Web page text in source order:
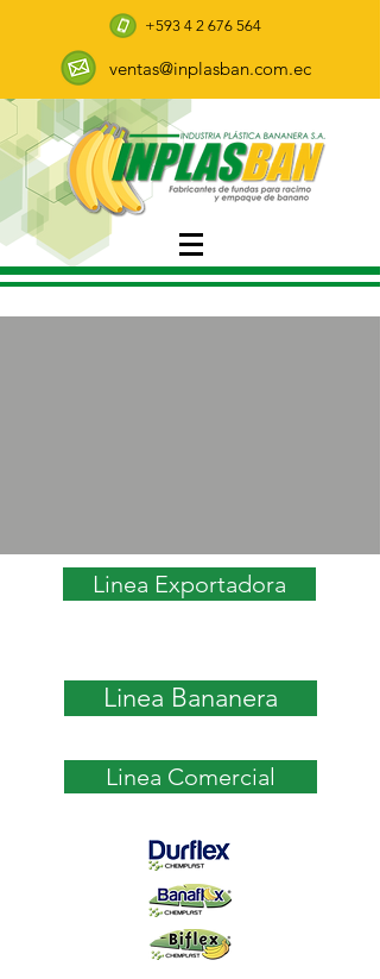
+593 4 2 676 564
ventas@inplasban.com.ec
Linea Exportadora
Linea Bananera
Linea Comercial